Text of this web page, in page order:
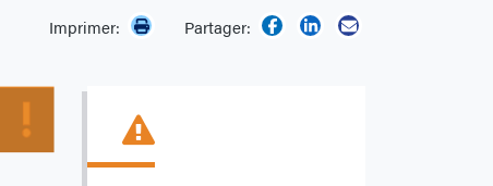
Imprimer: Partager: